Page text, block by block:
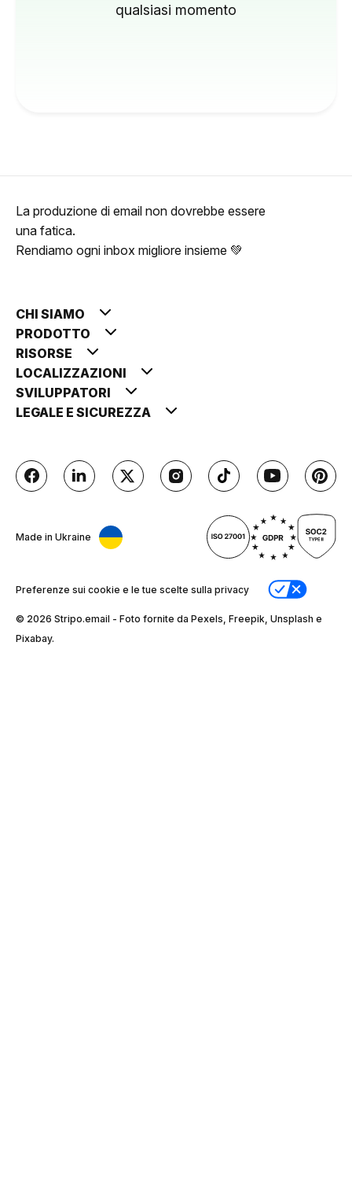
qualsiasi momento
La produzione di email non dovrebbe essere
una fatica.
Rendiamo ogni inbox migliore insieme 💚
CHI SIAMO
PRODOTTO
RISORSE
LOCALIZZAZIONI
SVILUPPATORI
LEGALE E SICUREZZA
Made in Ukraine
Preferenze sui cookie e le tue scelte sulla privacy
© 2026 Stripо.email - Foto fornite da Pexels, Freepik, Unsplash e
Pixabay.